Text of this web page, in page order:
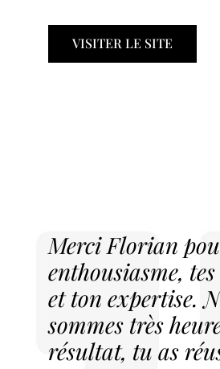
VISITER LE SITE
Merci Florian
enthousiasme,
et ton expertise.
sommes très
résultat, tu as